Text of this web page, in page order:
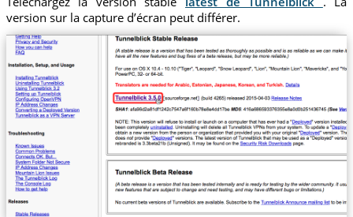
version sur la capture d’écran peut différer.